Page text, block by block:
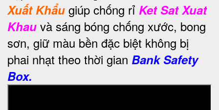
Xuất Khẩu giúp chống rỉ Ket Sat Xuat
Khau và sáng bóng chống xước, bong
sơn, giữ màu bền đặc biệt không bị
phai nhạt theo thời gian Bank Safety
Box.